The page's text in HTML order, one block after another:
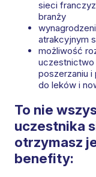
sieci
branży
atrakcyjnym
możliwość
uczestnictwo
poszerzaniu
do leków i
To nie
uczestnika
otrzymasz
benefity: